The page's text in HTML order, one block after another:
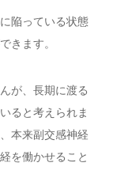
陥っている状態
きます。
が、長期に渡る
ると考えられま
本来副交感神経
を働かせること